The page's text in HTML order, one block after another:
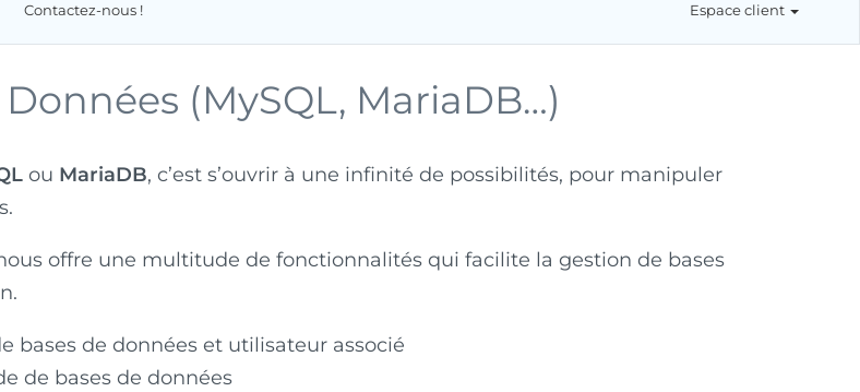
Contactez-nous ! Espace client
Données (MySQL, MariaDB…)
ou MariaDB, c’est s’ouvrir à une infinité de possibilités, pour manipuler
offre une multitude de fonctionnalités qui facilite la gestion de bases
bases de données et utilisateur associé
de bases de données